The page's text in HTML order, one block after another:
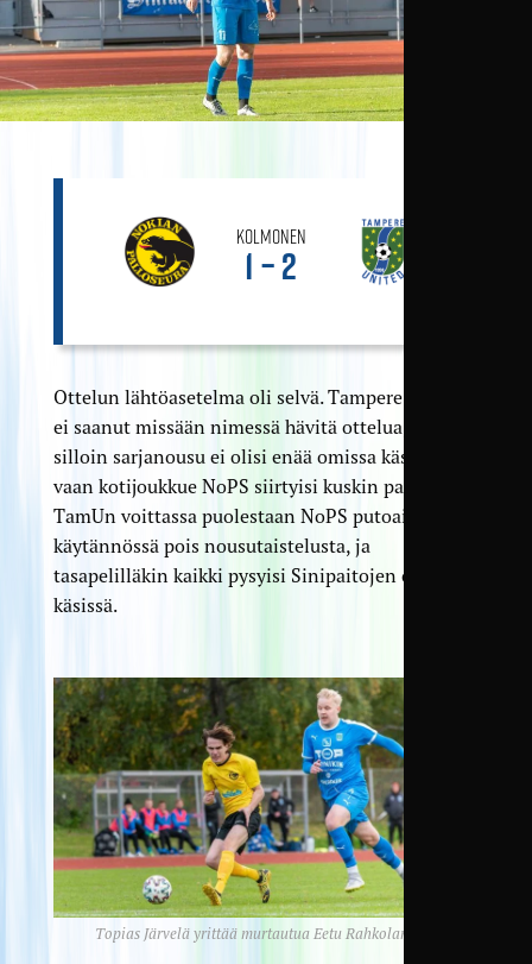
Kolmonen
1 – 2
Ottelun lähtöasetelma oli selvä. Tampere United
ei saanut missään nimessä hävitä ottelua, sillä
silloin sarjanousu ei olisi enää omissa käsissä,
vaan kotijoukkue NoPS siirtyisi kuskin paikalle.
TamUn voittassa puolestaan NoPS putoaisi
käytännössä pois nousutaistelusta, ja
tasapelilläkin kaikki pysyisi Sinipaitojen omissa
käsissä.
Topias Järvelä yrittää murtautua Eetu Rahkolan ohi.